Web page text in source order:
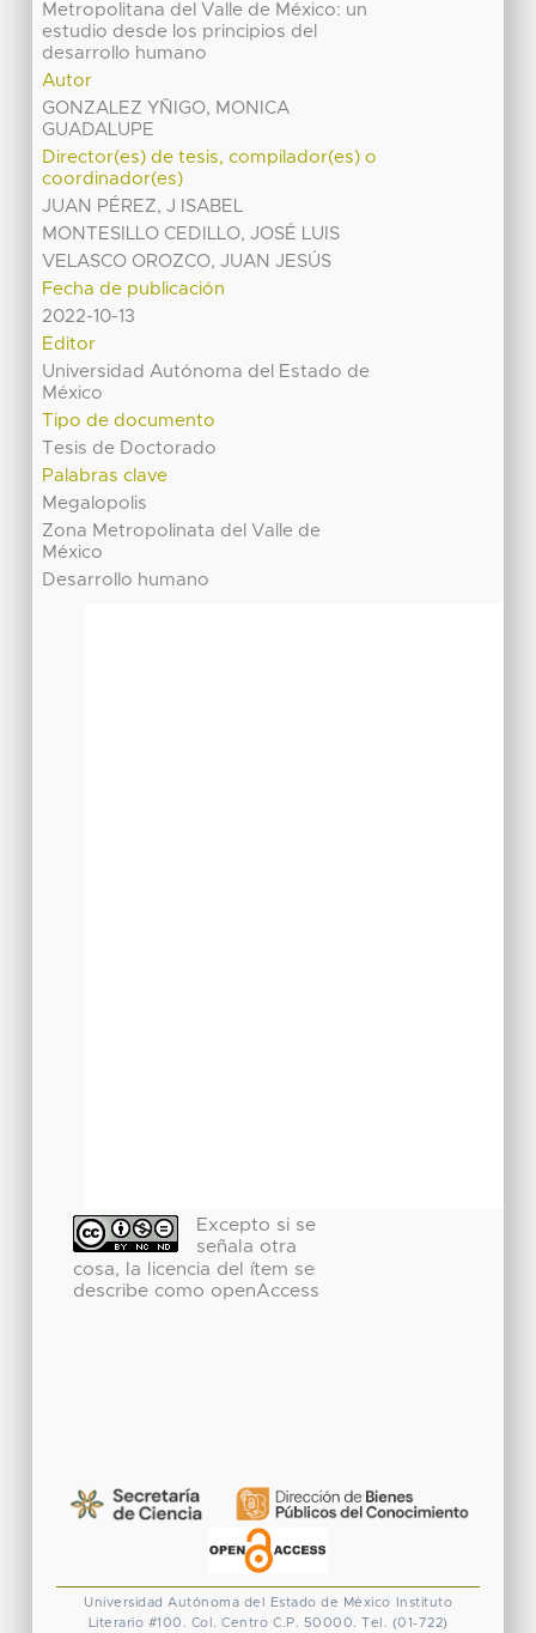
Metropolitana del Valle de México: un
estudio desde los principios del
desarrollo humano
Autor
GONZALEZ YÑIGO, MONICA
GUADALUPE
Director(es) de tesis, compilador(es) o
coordinador(es)
JUAN PÉREZ, J ISABEL
MONTESILLO CEDILLO, JOSÉ LUIS
VELASCO OROZCO, JUAN JESÚS
Fecha de publicación
2022-10-13
Editor
Universidad Autónoma del Estado de
México
Tipo de documento
Tesis de Doctorado
Palabras clave
Megalopolis
Zona Metropolinata del Valle de
México
Desarrollo humano
Excepto si se
señala otra
cosa, la licencia del ítem se
describe como openAccess
Universidad Autónoma del Estado de México
Instituto
Literario #100. Col. Centro C.P. 50000. Tel. (01-722)